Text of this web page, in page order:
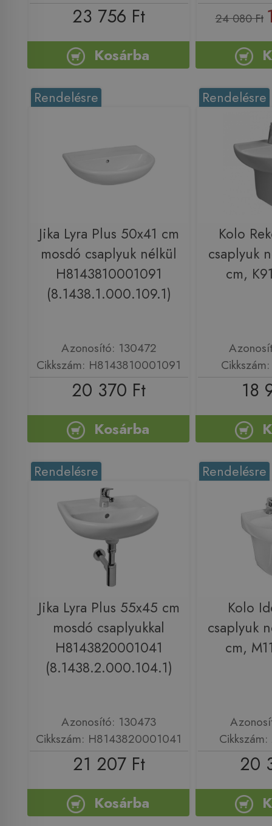
23 756 Ft
Kosárba
24 080 Ft
Rendelésre
Jika Lyra Plus 50x41 cm
mosdó csaplyuk nélkül
H8143810001091
(8.1438.1.000.109.1)
Azonosító: 130472
Cikkszám: H8143810001091
20 370 Ft
Kosárba
Rendelésre
Kolo
csaplyuk
cm,
18
Rendelésre
Jika Lyra Plus 55x45 cm
mosdó csaplyukkal
H8143820001041
(8.1438.2.000.104.1)
Azonosító: 130473
Cikkszám: H8143820001041
21 207 Ft
Kosárba
Rendelésre
Kolo
csaplyuk
cm,
20